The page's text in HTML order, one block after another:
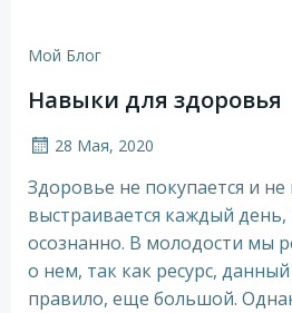
Мой Блог
Навыки для здоровья
28 Мая, 2020
Здоровье не покупается и
выстраивается каждый
осознанно. В молодости мы
о нем, так как ресурс,
правило, еще большой.